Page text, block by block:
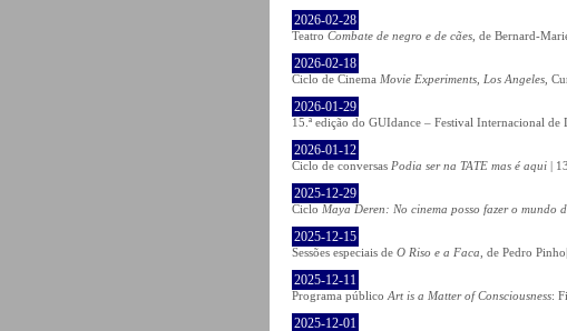
2026-02-28
Teatro Combate de negro e de cães , de Bernard-
2026-02-18
Ciclo de Cinema Movie Experiments, Los Angeles ,
2026-01-29
15.ª edição do GUIdance – Festival Internacional
2026-01-12
Ciclo de conversas Podia ser na TATE mas é aqui |
2025-12-29
Ciclo Maya Deren: No cinema posso fazer o mundo
2025-12-15
Sessões especiais de O Riso e a Faca , de Pedro
2025-12-11
Programa público Art is a Matter of Consciousness:
2025-12-01